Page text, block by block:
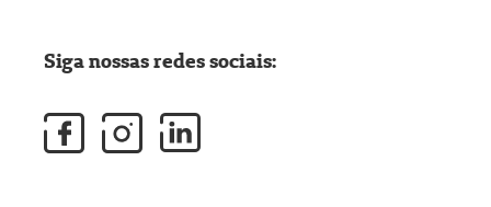
Siga nossas redes sociais: